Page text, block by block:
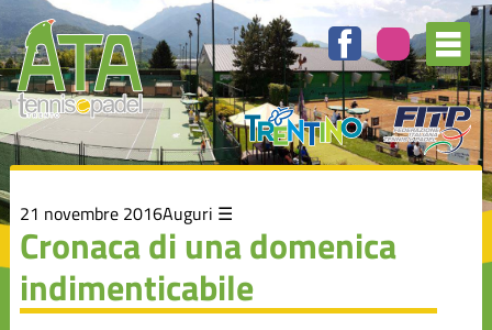
21 novembre 2016Auguri
Cronaca di una domenica
indimenticabile
degli
argomenti
delle
notizie:
Attività
Agonistica
Auguri
Campionato
A1